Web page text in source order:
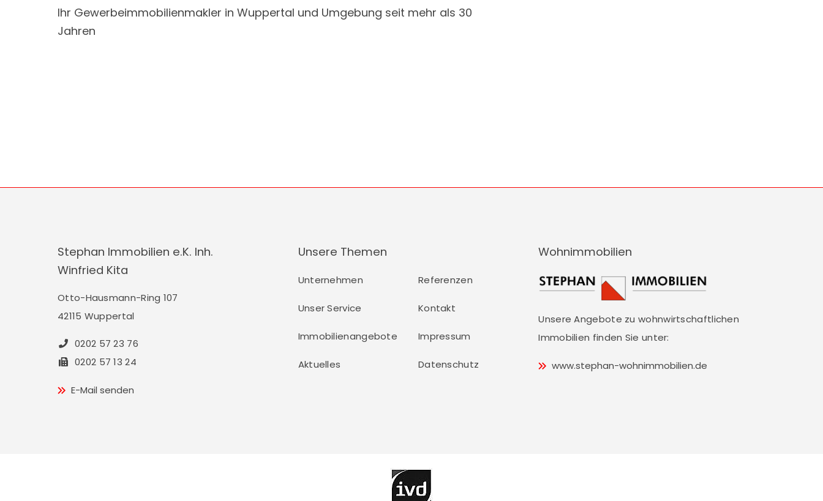
Ihr Gewerbeimmobilienmakler in Wuppertal und Umgebung seit mehr als 30
Jahren
Stephan Immobilien e.K. Inh.
Winfried Kita
Otto-Hausmann-Ring 107
42115 Wuppertal
0202 57 23 76
0202 57 13 24
E-Mail senden
Unsere Themen
Unternehmen Referenzen
Unser Service Kontakt
Immobilienangebote Impressum
Aktuelles Datenschutz
Wohnimmobilien
Unsere Angebote zu wohnwirtschaftlichen
Immobilien finden Sie unter:
www.stephan-wohnimmobilien.de